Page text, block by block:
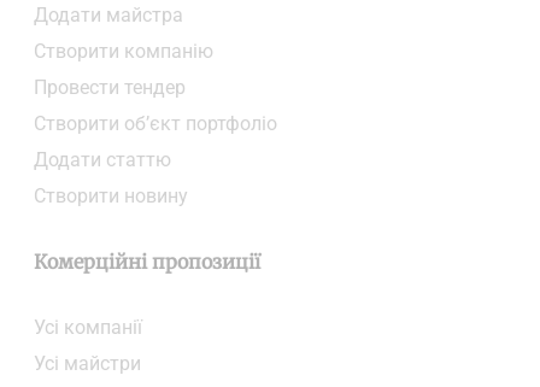
Додати майстра
Створити компанiю
Провести тендер
Створити об’єкт портфоліо
Додати статтю
Створити новину
Комерційні пропозиції
Усі компанії
Усі майстри